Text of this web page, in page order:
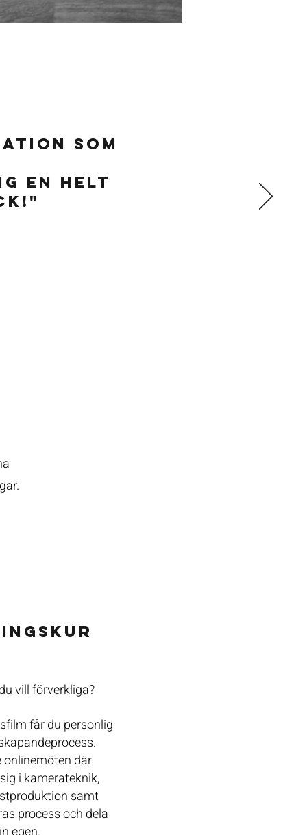
som
en helt
vill förverkliga?
får du personlig
onlinemöten där
i kamerateknik,
samt
process och dela